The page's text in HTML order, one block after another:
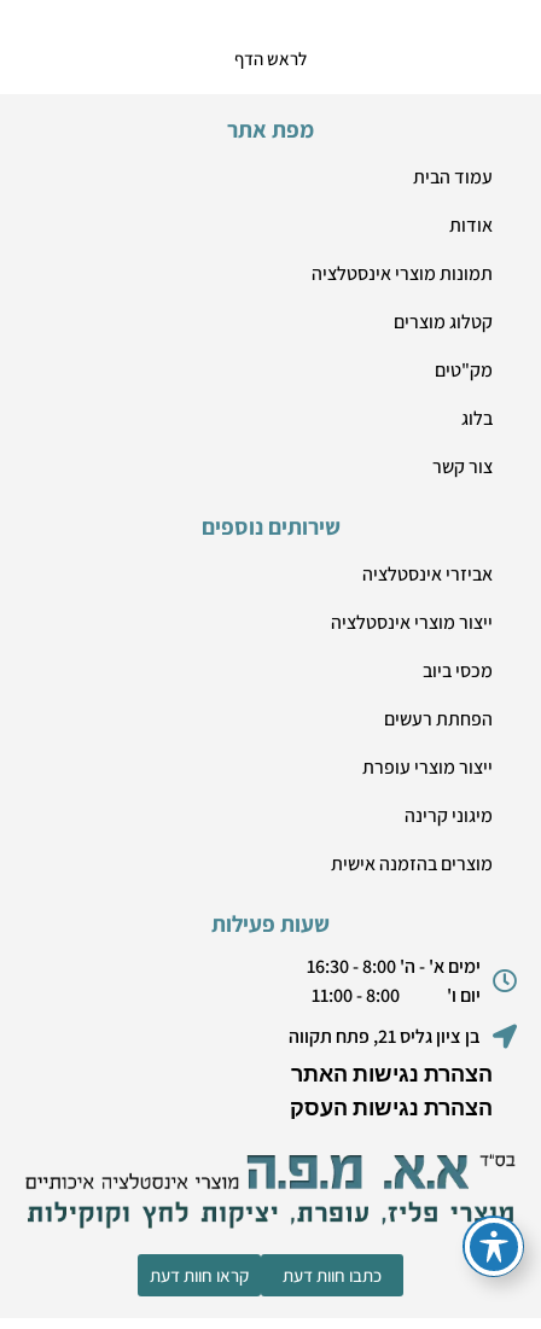
לראש הדף
מפת אתר
עמוד הבית
אודות
תמונות מוצרי אינסטלציה
קטלוג מוצרים
מק"טים
בלוג
צור קשר
שירותים נוספים
אביזרי אינסטלציה
ייצור מוצרי אינסטלציה
מכסי ביוב
הפחתת רעשים
ייצור מוצרי עופרת
מיגוני קרינה
מוצרים בהזמנה אישית
שעות פעילות
ימים א' - ה' 8:00 - 16:30
יום ו' 8:00 - 11:00
בן ציון גליס 21, פתח תקווה
הצהרת נגישות האתר
הצהרת נגישות העסק
כתבו חוות דעת קראו חוות דעת